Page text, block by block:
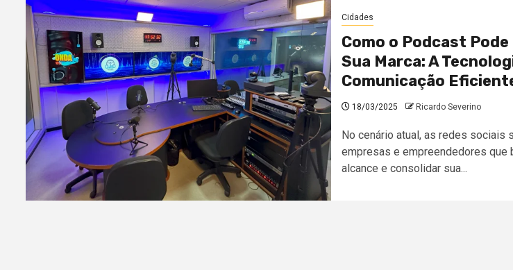
Cidades
Como o Podcast
Sua Marca: A
Comunicação
18/03/2025 Ricardo Severino
No cenário atual, as redes sociais
empresas e empreendedores que
alcance e consolidar sua...